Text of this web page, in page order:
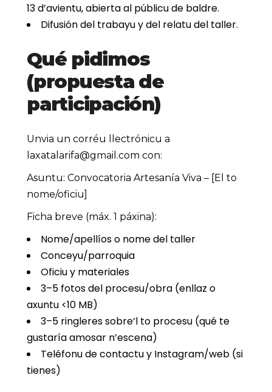
13 d’avientu, abierta al públicu de baldre.
Difusión del trabayu y del relatu del taller.
Qué pidimos
(propuesta de
participación)
Unvia un corréu llectrónicu a
laxatalarifa@gmail.com con:
Asuntu: Convocatoria Artesanía Viva – [El to
nome/oficiu]
Ficha breve (máx. 1 páxina):
Nome/apellíos o nome del taller
Conceyu/parroquia
Oficiu y materiales
3–5 fotos del procesu/obra (enllaz o
axuntu <10 MB)
3–5 ringleres sobre’l to procesu (qué te
gustaría amosar n’escena)
Teléfonu de contactu y Instagram/web (si
tienes)